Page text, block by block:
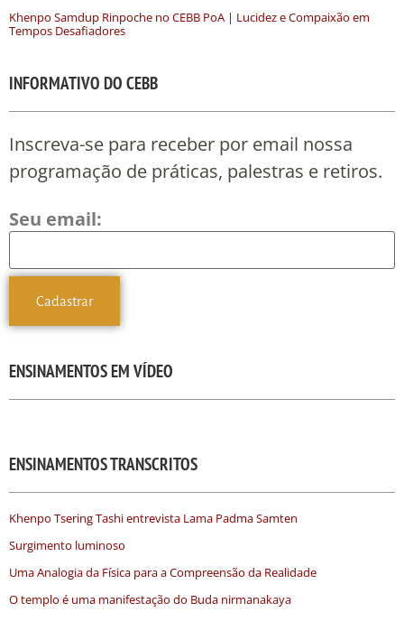
Khenpo Samdup Rinpoche no CEBB PoA | Lucidez e Compaixão em
Tempos Desafiadores
INFORMATIVO DO CEBB
Inscreva-se para receber por email nossa
programação de práticas, palestras e retiros.
Seu email:
ENSINAMENTOS EM VÍDEO
ENSINAMENTOS TRANSCRITOS
Khenpo Tsering Tashi entrevista Lama Padma Samten
Surgimento luminoso
Uma Analogia da Física para a Compreensão da Realidade
O templo é uma manifestação do Buda nirmanakaya